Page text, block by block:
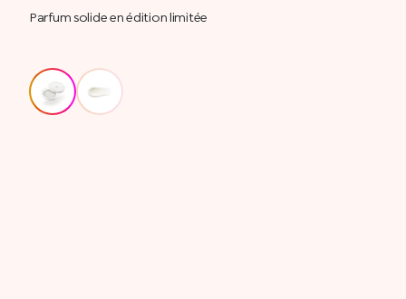
Parfum solide en édition limitée